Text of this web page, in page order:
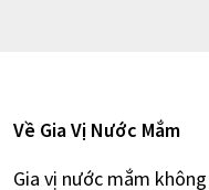
Về Gia Vị Nước Mắm
Gia vị nước mắm